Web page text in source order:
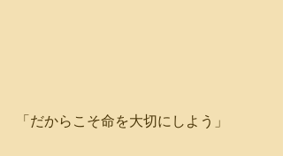
「だからこそ命を大切にしよう」